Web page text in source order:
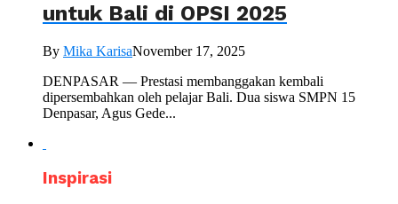
untuk Bali di OPSI 2025
By Mika KarisaNovember 17, 2025
DENPASAR — Prestasi membanggakan kembali
dipersembahkan oleh pelajar Bali. Dua siswa SMPN 15
Denpasar, Agus Gede...
Inspirasi